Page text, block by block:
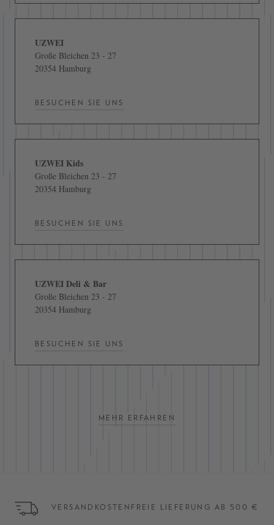
UZWEI
Große Bleichen 23 - 27
20354 Hamburg
BESUCHEN SIE UNS
UZWEI Kids
Große Bleichen 23 - 27
20354 Hamburg
BESUCHEN SIE UNS
UZWEI Deli & Bar
Große Bleichen 23 - 27
20354 Hamburg
BESUCHEN SIE UNS
MEHR ERFAHREN
VERSANDKOSTENFREIE LIEFERUNG AB 500 €